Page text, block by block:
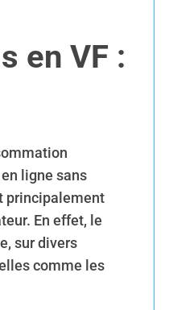
en VF :
ligne sans
principalement
En effet, le
sur divers
comme les